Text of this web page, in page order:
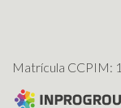
Matrícula CCPIM: